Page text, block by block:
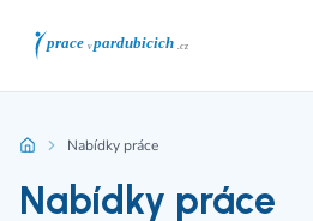
Nabídky práce
Nabídky práce